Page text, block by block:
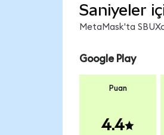
Saniyeler
MetaMask'ta
Google Play
Puan
4.4